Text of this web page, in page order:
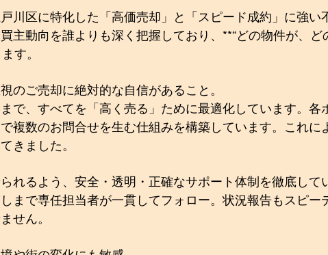
川区に特化した「高価売却」と「スピード成約」に強
主動向を誰よりも深く把握しており、**“どの物件が、
す。
のご売却に絶対的な自信があること。
で、すべてを「高く売る」ために最適化しています。
複数のお問合せを生む仕組みを構築しています。これ
きました。
れるよう、安全・透明・正確なサポート体制を徹底し
まで専任担当者が一貫してフォロー。状況報告もスピー
せん。